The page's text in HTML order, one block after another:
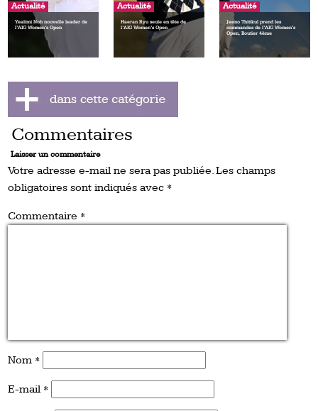
Actualité
Yealimi Noh nouvelle leader de
l’AIG Women’s Open
Actualité
Haeran Ryu seule en tête de
l’AIG Women’s Open
Actualité
Jeeno Thitikul prend les
commandes de l’AIG Women’s
Open, Boutier 4ème
Commentaires
Laisser un commentaire
Votre adresse e-mail ne sera pas publiée.Les champs
obligatoires sont indiqués avec *
Commentaire *
Nom *
E-mail *